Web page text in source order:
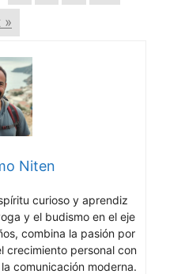
»
Niten
curioso y aprendiz
y el budismo en el eje
combina la pasión por
crecimiento personal con
comunicación moderna.